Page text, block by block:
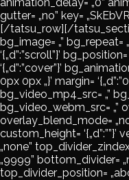
gutter= „no” key=
[/tatsu_row][/
bg_image= „”
‘{„d”:”scroll”}’
‘{„d”:”cover”}’
0px 0px „}’ margin=
bg_video_mp4_src= „”
bg_video_webm_src= „”
overlay_blend_mode=
custom_height=
„none”
„9999” bottom_divider=
top_divider_position=